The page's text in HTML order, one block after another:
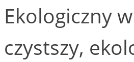
Ekologiczny
czystszy,